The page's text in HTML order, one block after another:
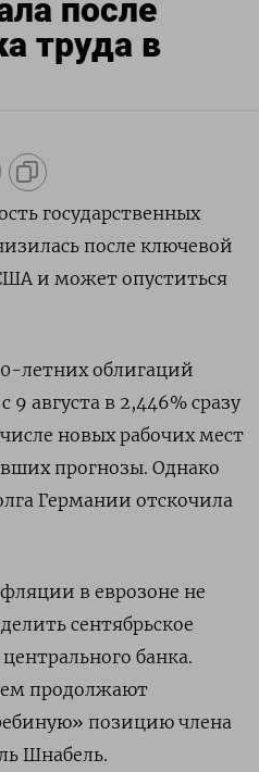
после
труда в
государственных
после ключевой
и может опуститься
летних облигаций
августа в 2,446% сразу
новых рабочих мест
прогнозы. Однако
Германии отскочила
в еврозоне не
сентябрьское
банка.
продолжают
позицию члена
Шнабель.